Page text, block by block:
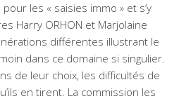
les « saisies immo » et s’y
Harry ORHON et Marjolaine
différentes illustrant le
dans ce domaine si singulier.
de leur choix, les difficultés de
en tirent. La commission les